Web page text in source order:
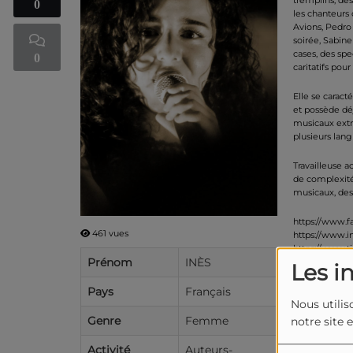
Les
Nous
notre site
0
0
461 vues
Prénom INÈS
Pays Français
Genre Femme
Activité
Auteurs-
les chanteurs
Avions,
soirée,
cases, des
caritatifs
Elle se
et possède
musicaux
plusieurs
Travailleuse
de
musicaux,
https://
https://
https://
https://